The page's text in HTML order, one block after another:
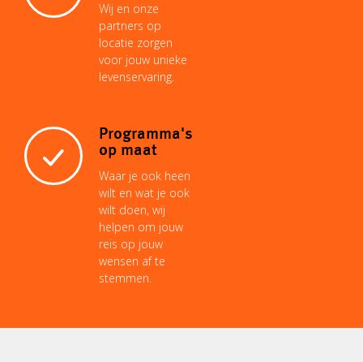
Wij en onze
partners op
locatie zorgen
voor jouw unieke
levenservaring.
Programma's
op maat
Waar je ook heen
wilt en wat je ook
wilt doen, wij
helpen om jouw
reis op jouw
wensen af te
stemmen.